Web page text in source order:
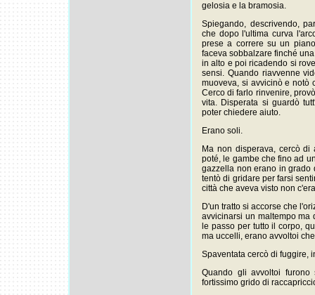
gelosia e la bramosia.
Spiegando, descrivendo,
che dopo l'ultima curva
prese a correre su un
faceva sobbalzare finché
in alto e poi ricadendo si
sensi. Quando riavvenne
muoveva, si avvicinò e notò
Cerco di farlo rinvenire,
vita. Disperata si guardò
poter chiedere aiuto.
Erano soli.
Ma non disperava, cercò
poté, le gambe che fino ad
gazzella non erano in grado
tentò di gridare per farsi
città che aveva visto non
D'un tratto si accorse che
avvicinarsi un maltempo
le passo per tutto il corpo,
ma uccelli, erano avvoltoi
Spaventata cercò di fuggire,
Quando gli avvoltoi
fortissimo grido di